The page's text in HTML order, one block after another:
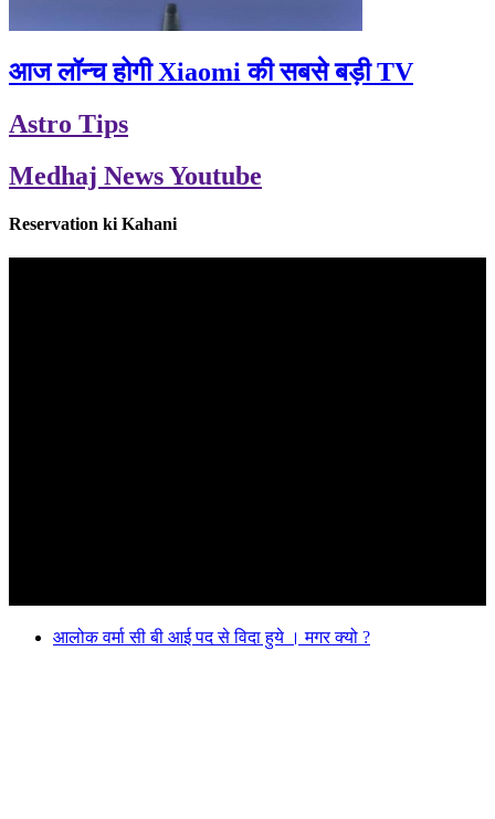
आज लॉन्च होगी Xiaomi की सबसे बड़ी TV
Astro Tips
Medhaj News Youtube
Reservation ki Kahani
आलोक वर्मा सी बी आई पद से विदा हुये । मगर क्यो ?